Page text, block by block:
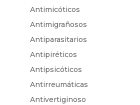
Antimicóticos
Antimigrañosos
Antiparasitarios
Antipiréticos
Antipsicóticos
Antirreumáticas
Antivertiginoso